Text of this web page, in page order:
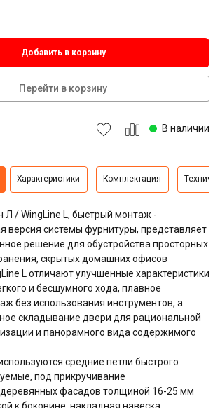
Добавить в корзину
Перейти в корзину
В наличии
Характеристики Комплектация
Л / WingLine L, быстрый монтаж -
версия системы фурнитуры, представляет
решение для обустройства просторных
скрытых домашних офисов
L отличают улучшенные характеристики
и бесшумного хода, плавное
без использования инструментов, а
складывание двери для рациональной
и панорамного вида содержимого
средние петли быстрого
под прикручивание
фасадов толщиной 16-25 мм
к боковине, накладная навеска